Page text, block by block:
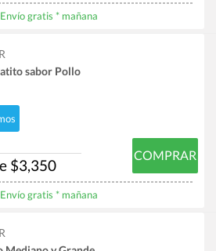
Envío gratis * mañana
sabor Pollo
$3,350
COMPRAR
Envío gratis * mañana